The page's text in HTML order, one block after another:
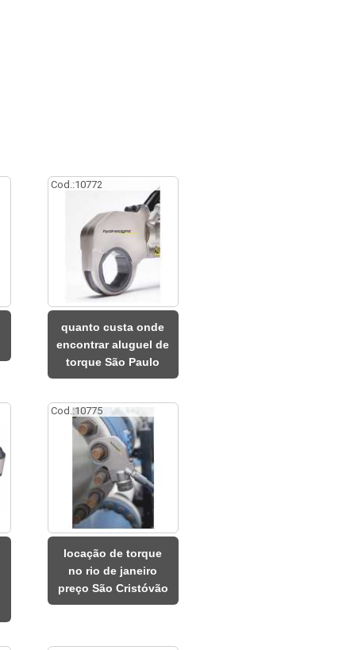
Cod.:10772
quanto custa onde
encontrar aluguel de
torque São Paulo
Cod.:10775
locação de torque
no rio de janeiro
preço São Cristóvão